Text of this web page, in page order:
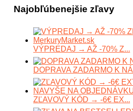
Najobľúbenejšie zľavy
VÝPREDAJ → AŽ -70% Z...
DOPRAVA ZADARMO K
ZĽAVOVÝ KÓD → -6€ EX...